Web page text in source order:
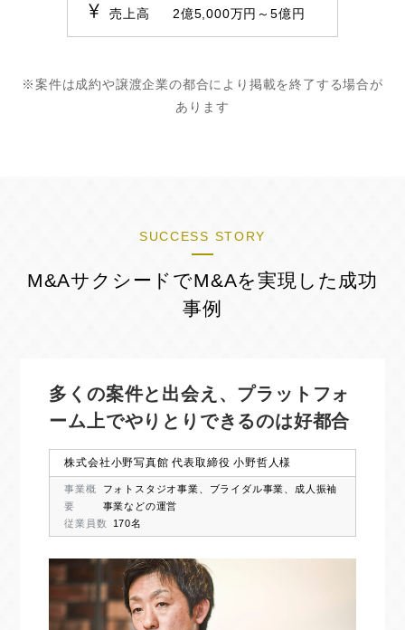
売上高
2億5,000万円～5億円
※案件は成約や譲渡企業の都合により掲載を終了する場合が
あります
SUCCESS STORY
M&AサクシードでM&Aを実現した成功
事例
多くの案件と出会え、プラットフォ
ーム上でやりとりできるのは好都合
株式会社小野写真館 代表取締役 小野哲人様
事業概
要
フォトスタジオ事業、ブライダル事業、成人振袖
事業などの運営
従業員数
170名